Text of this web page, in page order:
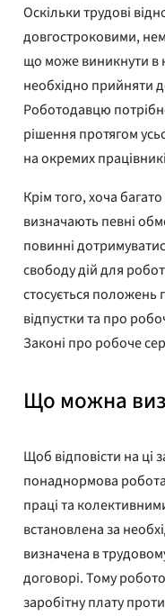
Оскільки трудові
довгостроковими,
що може виникнути в
необхідно прийняти
Роботодавцю
рішення протягом
на окремих
Крім того, хоча
визначають певні
повинні
свободу дій для
стосується положень
відпустки та про
Законі про робоче
Що можна
Щоб відповісти на ці
понаднормова
праці та
встановлена ​​за
визначена в
договорі. Тому
заробітну плату